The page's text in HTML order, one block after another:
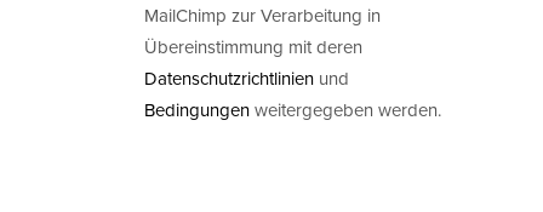
MailChimp zur Verarbeitung in
Übereinstimmung mit deren
Datenschutzrichtlinien und
Bedingungenweitergegeben werden.